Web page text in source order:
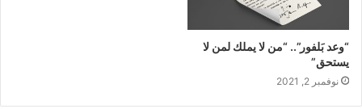
“وعد بَلفور”.. “من لا يملك لمن لا
يستحق”
نوفمبر 2, 2021